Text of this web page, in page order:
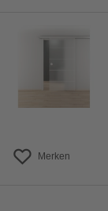
Merken